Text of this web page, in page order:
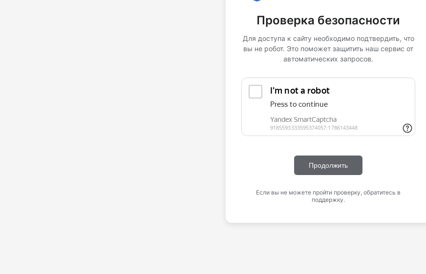
Проверка безопасности
Для доступа к сайту необходимо подтвердить, что
вы не робот. Это поможет защитить наш сервис от
автоматических запросов.
Продолжить
Если вы не можете пройти проверку, обратитесь в
поддержку.